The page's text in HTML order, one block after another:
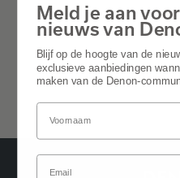
Algemeen
Alles
Meld je aan
nieuws van
Blijf op de hoogte van de
exclusieve aanbiedingen
maken van de Denon-